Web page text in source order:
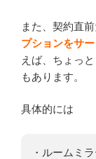
また、契約直
プションをサ
えば、ちょっ
もあります。
具体的には
・ルームミ